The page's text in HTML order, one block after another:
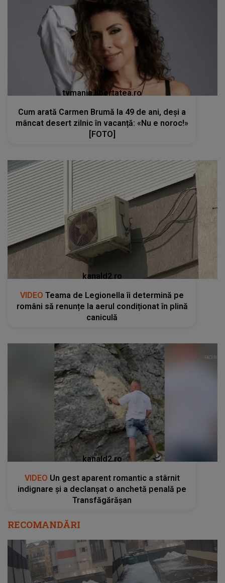
tvmania.libertatea.ro
Cum arată Carmen Brumă la 49 de ani, deși a
mâncat desert zilnic în vacanță: «Nu e noroc!»
[FOTO]
kanald2.ro
VIDEO Teama de Legionella îi determină pe
români să renunțe la aerul condiționat în plină
caniculă
kanald2.ro
VIDEO Un gest aparent romantic a stârnit
indignare și a declanșat o anchetă penală pe
Transfăgărășan
RECOMANDĂRI